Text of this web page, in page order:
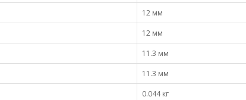
12 мм
12 мм
11.3 мм
11.3 мм
0.044 кг